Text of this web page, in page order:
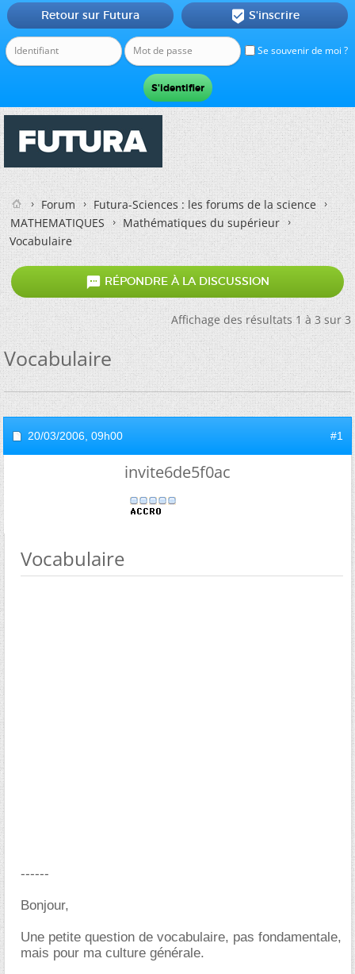
Se souvenir de moi ?
Retour sur Futura  S'inscrire
Forum
Futura-Sciences : les forums de la science
MATHEMATIQUES
Mathématiques du supérieur
Vocabulaire
 RÉPONDRE À LA DISCUSSION
Affichage des résultats 1 à 3 sur 3
Vocabulaire
20/03/2006, 09h00 #1
invite6de5f0ac
Vocabulaire
------
Bonjour,
Une petite question de vocabulaire, pas fondamentale,
mais pour ma culture générale.